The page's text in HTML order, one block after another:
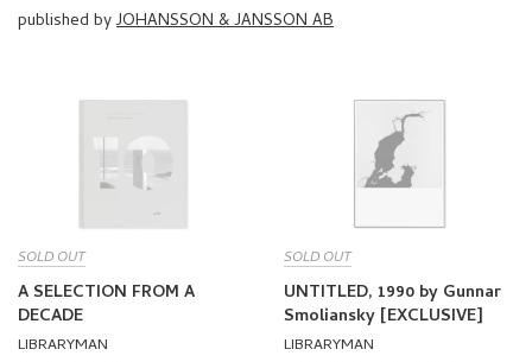
A SELECTION FROM A
DECADE
LIBRARYMAN
REGULAR
¥7,920(tax incl.)
UNTITLED, 1990 by Gunnar
Smoliansky [EXCLUSIVE]
LIBRARYMAN
From ¥13,200